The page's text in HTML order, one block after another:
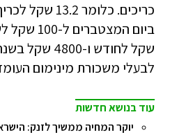
שקל לחודש
לבעלי משכורת מינימום העומדת על
עוד בנושא חדשות
יוקר המחיה ממשיך לזנק: